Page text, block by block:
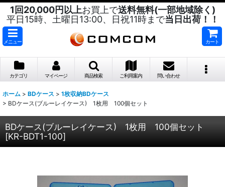
1回20,000円以上お買上で送料無料(一部地域除く)
平日15時、土曜日13:00、日祝11時まで当日出荷！！
メニュー カート
カテゴリ マイページ 商品検索 ご利用案内 問い合わせ
ホーム > BDケース > 1枚収納BDケース
> BDケース(ブルーレイケース) 1枚用 100個セット
BDケース(ブルーレイケース) 1枚用 100個セット
[KR-BDT1-100]